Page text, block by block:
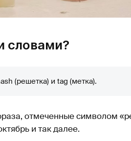
словами?
(решетка) и tag (метка).
отмеченные символом
и так далее.